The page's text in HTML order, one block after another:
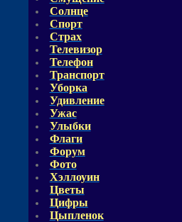
Солнце
Спорт
Страх
Телевизор
Телефон
Транспорт
Уборка
Удивление
Ужас
Улыбки
Флаги
Форум
Фото
Хэллоуин
Цветы
Цифры
Цыпленок